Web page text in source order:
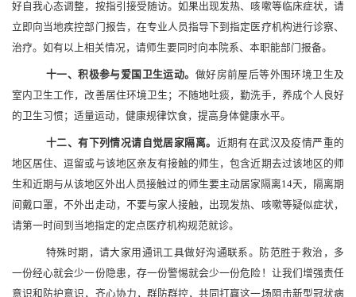
好自我心态调整，按指引接受随访。如果出现发热、咳嗽等临床症状，请
立即向当地疾控部门报告，在专业人员指导下到指定医疗机构进行诊察、
治疗。如有以上相关情况，请师生要同时向本院系、本职能部门报备。
十一、积极参与爱国卫生运动。 做好房前屋后等外围环境卫生及
室内卫生工作，改善居住环境卫生；不随地吐痰，勤洗手，养成个人良好
的卫生习惯；适量运动，健康规律饮食，提高身体健康水平。
十二、有下列情况请自觉居家隔离。 近期有在武汉及疫情严重的
地区居住、逗留或与该地区亲友有接触的师生，包含近期去过该地区的师
生和近期与从该地区外出人员接触过的师生要主动居家隔离14天，隔离期
间戴口罩，不外出走动，不要与家人接触，出现发热、咳嗽等疑似症状，
请第一时间到当地指定的定点医疗机构规范就诊。
特殊时期，请大家用通讯工具做好沟通联系。防范胜于救治，多
一份经心就会少一份隐患，存一份警惕就会少一份危险！让我们增强责任
意识和防护意识，齐心协力，群防群控，共同打赢这一场阻击新型冠状病